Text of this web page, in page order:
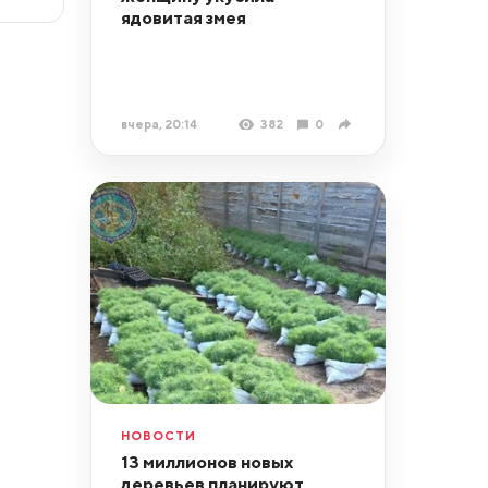
ядовитая змея
вчера, 20:14 382 0
НОВОСТИ
13 миллионов новых
деревьев планируют